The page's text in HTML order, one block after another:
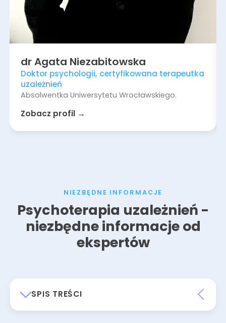
drAgata Niezabitowska
Doktor psychologii, certyfikowana terapeutka
uzależnień
Absolwentka Uniwersytetu Wrocławskiego.
Zobacz profil →
NIEZBĘDNE INFORMACJE
Psychoterapia uzależnień -
niezbędne informacje od
ekspertów
SPIS TREŚCI